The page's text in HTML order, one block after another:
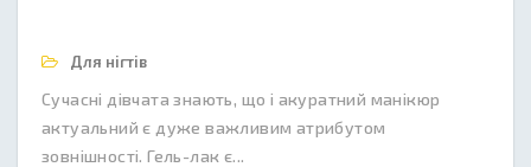
Для нігтів
Сучасні дівчата знають, що і акуратний манікюр
актуальний є дуже важливим атрибутом
зовнішності. Гель-лак є...